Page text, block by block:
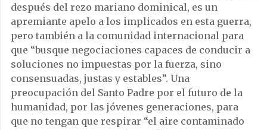
después del rezo mariano dominical, es un
apremiante apelo a los implicados en esta guerra,
pero también a la comunidad internacional para
que “busque negociaciones capaces de conducir a
soluciones no impuestas por la fuerza, sino
consensuadas, justas y estables”. Una
preocupación del Santo Padre por el futuro de la
humanidad, por las jóvenes generaciones, para
que no tengan que respirar “el aire contaminado